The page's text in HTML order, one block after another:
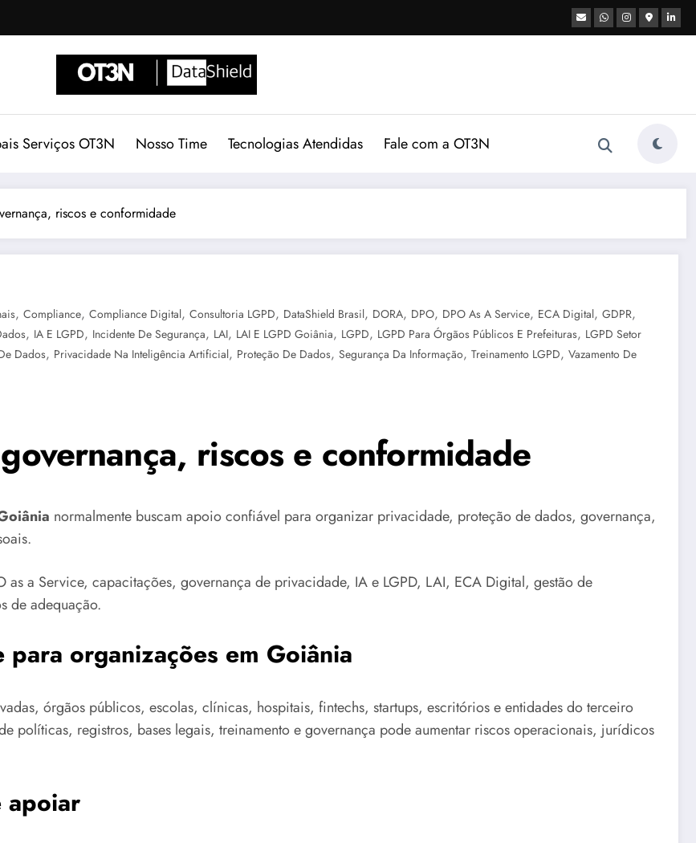
Serviços OT3N Nosso Time Tecnologias Atendidas Fale com a OT3N
riscos e conformidade
, Compliance, Compliance Digital, Consultoria LGPD, DataShield Brasil, DORA, DPO, DPO As A Service, ECA Digital, GDPR,
, IA E LGPD, Incidente De Segurança, LAI, LAI E LGPD Goiânia, LGPD, LGPD Para Órgãos Públicos E Prefeituras, LGPD Setor
Dados, Privacidade Na Inteligência Artificial, Proteção De Dados, Segurança Da Informação, Treinamento LGPD, Vazamento De
riscos e conformidade
normalmente buscam apoio confiável para organizar privacidade, proteção de dados, governança,
as a Service, capacitações, governança de privacidade, IA e LGPD, LAI, ECA Digital, gestão de
de adequação.
organizações em Goiânia
órgãos públicos, escolas, clínicas, hospitais, fintechs, startups, escritórios e entidades do terceiro
políticas, registros, bases legais, treinamento e governança pode aumentar riscos operacionais, jurídicos
apoiar